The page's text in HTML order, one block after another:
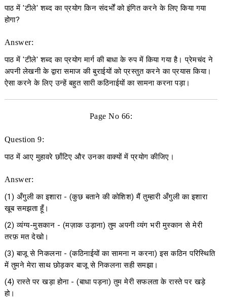
पाठ में 'टीले' शब्द का प्रयोग किन संदर्भों को इंगित करने के लिए किया गया
होगा?
Answer:
पाठ में 'टीले' शब्द का प्रयोग मार्ग की बाधा के रुप में किया गया है। प्रेमचंद ने
अपनी लेखनी के द्वारा समाज की बुराईयों को प्रस्तुत करने का प्रयास किया।
ऐसा करने के लिए उन्हें बहुत सारी कठिनाईयों का सामना करना पड़ा।
Page No 66:
Question 9:
पाठ में आए मुहावरे छाँटिए और उनका वाक्यों में प्रयोग कीजिए।
Answer:
(1) अँगुली का इशारा- (कुछ बताने की कोशिश) मैं तुम्हारी अँगुली का इशारा
खूब समझता हूँ।
(2)व्यंग्य-मुसकान - (मज़ाक उड़ाना) तुम अपनी व्यंग भरी मुस्कान से मेरी
तरफ़ मत देखो।
(3)बाजू से निकलना - (कठिनाईयों का सामना न करना) इस कठिन परिस्थिति
में तुमने मेरा साथ छोड़कर बाजू से निकलना सही समझा।
(4)रास्ते पर खड़ा होना- (बाधा पड़ना) तुम मेरी सफलता के रास्ते पर खड़े
हो।